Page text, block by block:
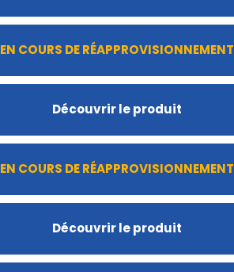
EN COURS DE RÉAPPROVISIONNEMENT
Découvrir le produit
EN COURS DE RÉAPPROVISIONNEMENT
Découvrir le produit